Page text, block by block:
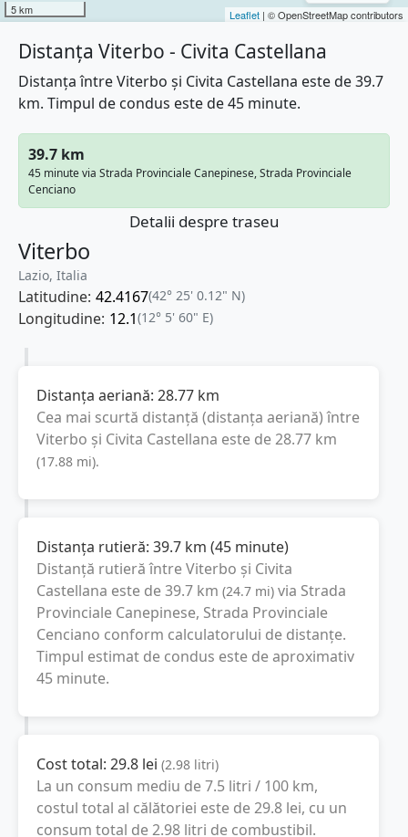
5 km Leaflet | © OpenStreetMap contributors
Distanța Viterbo - Civita Castellana
Distanța între Viterbo și Civita Castellana este de 39.7
km. Timpul de condus este de 45 minute.
39.7 km
45 minute via Strada Provinciale Canepinese, Strada Provinciale
Cenciano
Detalii despre traseu
Viterbo
Lazio, Italia
Latitudine: 42.4167(42° 25' 0.12" N)
Longitudine: 12.1(12° 5' 60" E)
Distanța aeriană: 28.77 km
Cea mai scurtă distanță (distanța aeriană) între
Viterbo și Civita Castellana este de28.77 km
(17.88 mi).
Distanța rutieră: 39.7 km (45 minute)
Distanță rutieră întreViterbo și Civita
Castellana este de39.7 km (24.7 mi) via Strada
Provinciale Canepinese, Strada Provinciale
Cenciano conform calculatorului de distanțe.
Timpul estimat de condus este de aproximativ
45 minute.
Cost total: 29.8 lei (2.98 litri)
La un consum mediu de7.5 litri / 100 km,
costul total al călătoriei este de29.8 lei, cu un
consum total de2.98 litri de combustibil.